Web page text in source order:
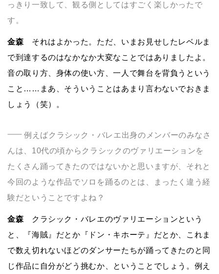
っきり一致して、観る側としてはすごく楽しかったで
す。
金森 それはよかった。ただ、いまお見せしたレベルま
で到達するのはなかなか大変なことではありましたよ。
音の取り方、身体の使い方、一人で舞台を背負うという
こと……まあ、そういうことはあまり言わないでおきま
しょう（笑）。
例えばクラシック・バレエ出身のメンバーのみなさ
んは、10代の頃からクラシックのヴァリエーションを
たくさん踊ってきたのではないかと思いますが、それと
今回のような作品でソロを踊るのとは、まったく違う経
験だということですよね？
金森 クラシック・バレエのヴァリエーションという
と、『海賊』だとか『ドン・キホーテ』だとか、これま
で数え切れないほどのダンサーたちが踊ってきたのと同
じ作品に自分がどう挑むか、ということでしょう。例え